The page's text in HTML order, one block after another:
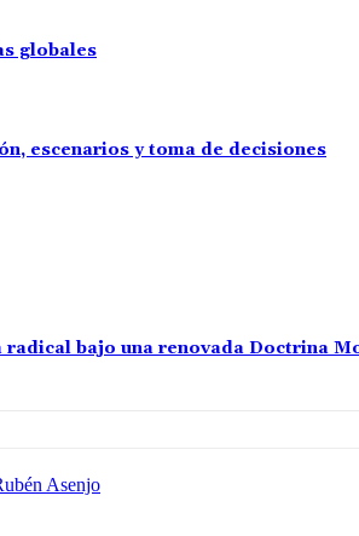
globales
escenarios y toma de decisiones
bajo una renovada Doctrina